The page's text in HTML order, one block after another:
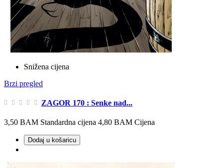
Snižena cijena
Brzi pregled
ZAGOR 170 : Senke nad...
3,50 BAM Standardna cijena 4,80 BAM Cijena
Dodaj u košaricu